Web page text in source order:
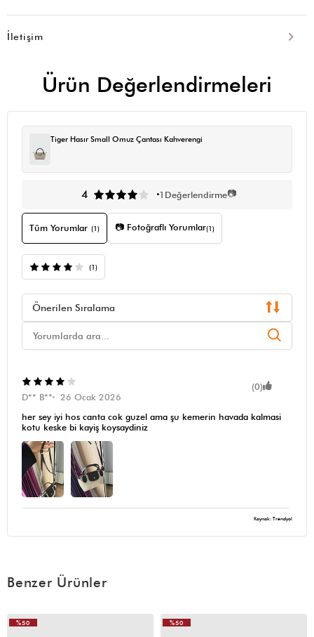
İletişim
Ürün Değerlendirmeleri
Tiger Hasır Small Omuz Çantası Kahverengi
4 1 Değerlendirme📷
Tüm Yorumlar (1) 📷 Fotoğraflı Yorumlar(1)
(1)
Önerilen Sıralama
(0)
D** B**
26 Ocak 2026
her sey iyi hos canta cok guzel ama şu kemerin havada kalmasi
kotu keske bi kayiş koysaydiniz
Kaynak: Trendyol
Benzer Ürünler
%50
%50